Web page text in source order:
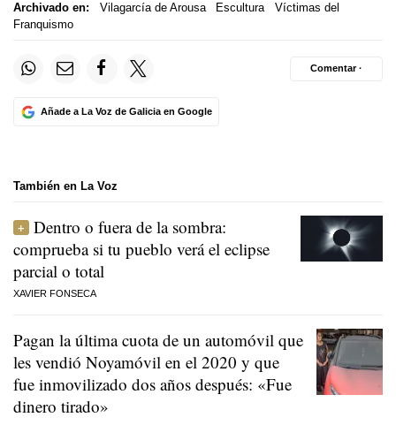
Archivado en: Vilagarcía de Arousa Escultura
Víctimas del
Franquismo
Añade a La Voz de Galicia en Google
Comentar ·
También en La Voz
Dentro o fuera de la sombra:
comprueba si tu pueblo verá el eclipse
parcial o total
XAVIER FONSECA
Pagan la última cuota de un automóvil que
les vendió Noyamóvil en el 2020 y que
fue inmovilizado dos años después: «Fue
dinero tirado»